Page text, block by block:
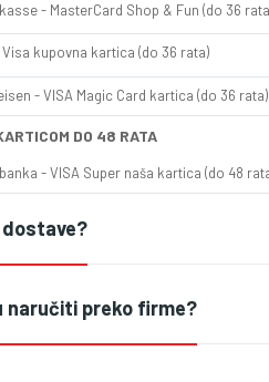
- MasterCard Shop & Fun (do 36
Visa kupovna kartica (do 36 rata)
- VISA Magic Card kartica (do 36 rata)
DO 48 RATA
- VISA Super naša kartica (do 48
dostave?
naručiti preko firme?